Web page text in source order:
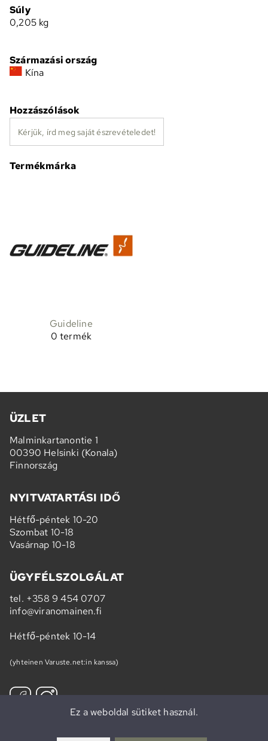
Súly
0,205 kg
Származási ország
Kína
Hozzászólások
Kérjük, írd meg saját észrevételedet!
Termékmárka
Guideline
0 termék
ÜZLET
Malminkartanontie 1
00390 Helsinki (Konala)
Finnország
NYITVATARTÁSI IDŐ
Hétfő-péntek 10-20
Szombat 10-18
Vasárnap 10-18
ÜGYFÉLSZOLGÁLAT
tel. +358 9 454 0707
info@viranomainen.fi
Hétfő-péntek 10-14
(yhteinen Varuste.net:in kanssa)
Ez a weboldal sütiket használ.